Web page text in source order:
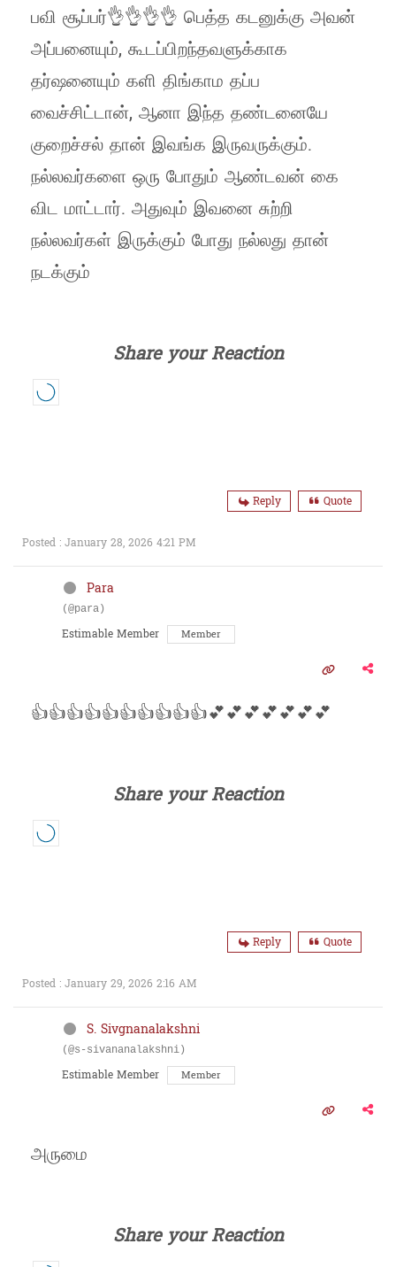
பவி சூப்பர்👌👌👌👌 பெத்த கடனுக்கு அவன்
அப்பனையும், கூடப்பிறந்தவளுக்காக
தர்ஷனையும் களி திங்காம தப்ப
வைச்சிட்டான், ஆனா இந்த தண்டனையே
குறைச்சல் தான் இவங்க இருவருக்கும்.
நல்லவர்களை ஒரு போதும் ஆண்டவன் கை
விட மாட்டார். அதுவும் இவனை சுற்றி
நல்லவர்கள் இருக்கும் போது நல்லது தான்
நடக்கும்
Share your Reaction
Reply Quote
Posted : January 28, 2026 4:21 PM
Para
(@para)
Estimable Member Member
👍👍👍👍👍👍👍👍👍👍💕💕💕💕💕💕💕
Share your Reaction
Reply Quote
Posted : January 29, 2026 2:16 AM
S. Sivgnanalakshni
(@s-sivananalakshni)
Estimable Member Member
அருமை
Share your Reaction